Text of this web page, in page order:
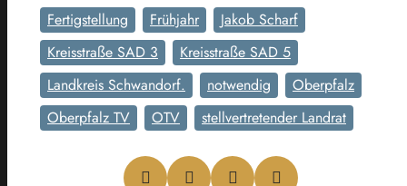
Fertigstellung
Frühjahr
Jakob Scharf
Kreisstraße SAD 3
Kreisstraße SAD 5
Landkreis Schwandorf.
notwendig
Oberpfalz
Oberpfalz TV
OTV stellvertretender Landrat